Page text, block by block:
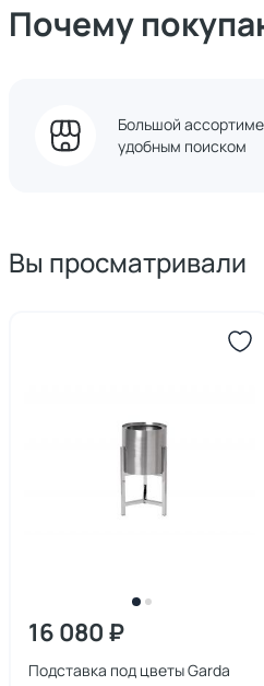
Почему
Большой
удобным поиском
Вы просматривали
16 080 ₽
Подставка под цветы Garda